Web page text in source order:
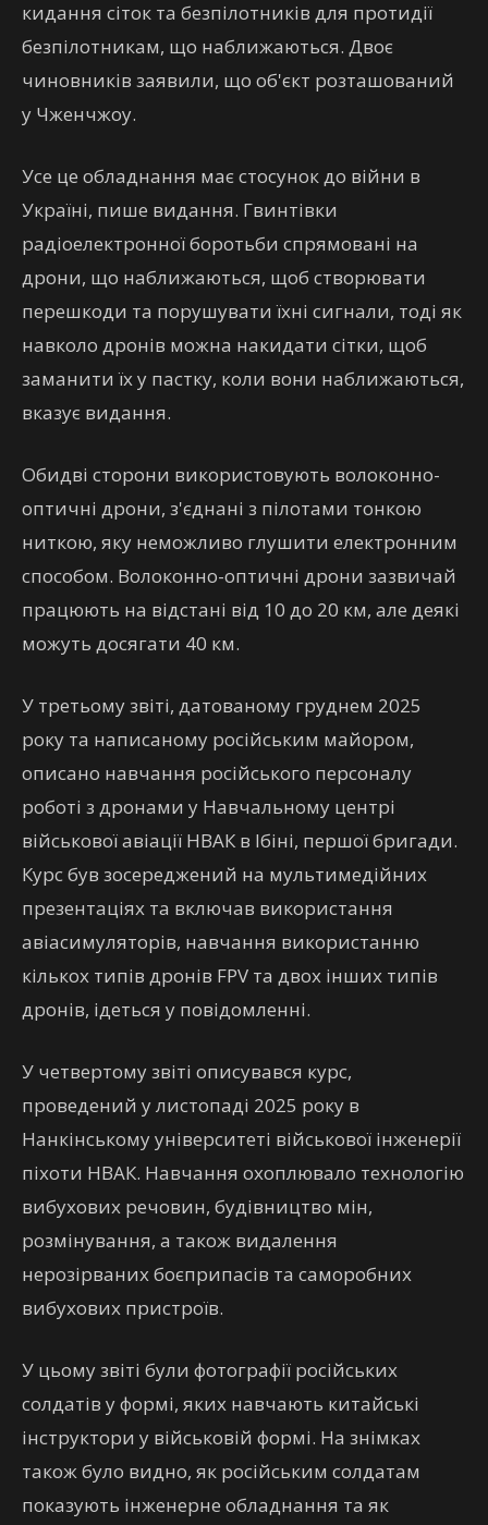
кидання сіток та безпілотників для протидії
безпілотникам, що наближаються. Двоє
чиновників заявили, що об'єкт розташований
у Чженчжоу.
Усе це обладнання має стосунок до війни в
Україні, пише видання. Гвинтівки
радіоелектронної боротьби спрямовані на
дрони, що наближаються, щоб створювати
перешкоди та порушувати їхні сигнали, тоді як
навколо дронів можна накидати сітки, щоб
заманити їх у пастку, коли вони наближаються,
вказує видання.
Обидві сторони використовують волоконно-
оптичні дрони, з'єднані з пілотами тонкою
ниткою, яку неможливо глушити електронним
способом. Волоконно-оптичні дрони зазвичай
працюють на відстані від 10 до 20 км, але деякі
можуть досягати 40 км.
У третьому звіті, датованому груднем 2025
року та написаному російським майором,
описано навчання російського персоналу
роботі з дронами у Навчальному центрі
військової авіації НВАК в Ібіні, першої бригади.
Курс був зосереджений на мультимедійних
презентаціях та включав використання
авіасимуляторів, навчання використанню
кількох типів дронів FPV та двох інших типів
дронів, ідеться у повідомленні.
У четвертому звіті описувався курс,
проведений у листопаді 2025 року в
Нанкінському університеті військової інженерії
піхоти НВАК. Навчання охоплювало технологію
вибухових речовин, будівництво мін,
розмінування, а також видалення
нерозірваних боєприпасів та саморобних
вибухових пристроїв.
У цьому звіті були фотографії російських
солдатів у формі, яких навчають китайські
інструктори у військовій формі. На знімках
також було видно, як російським солдатам
показують інженерне обладнання та як